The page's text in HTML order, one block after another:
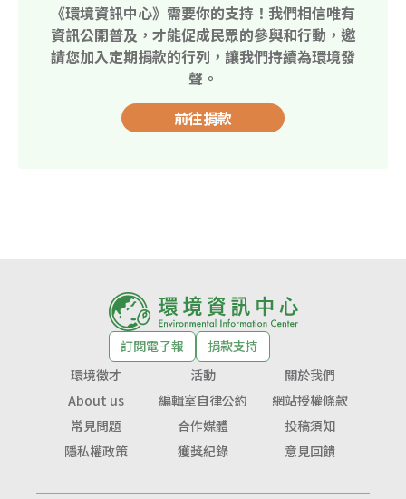
《環境資訊中心》需要你的支持！我們相信唯有
資訊公開普及，才能促成民眾的參與和行動，邀
請您加入定期捐款的行列，讓我們持續為環境發
聲。
前往捐款
訂閱電子報
捐款支持
環境徵才
活動
關於我們
About us
編輯室自律公約
網站授權條款
常見問題
合作媒體
投稿須知
隱私權政策
獲獎紀錄 意見回饋